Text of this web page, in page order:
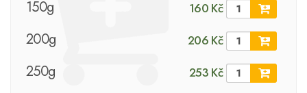
150g 160 Kč
200g 206 Kč
250g 253 Kč